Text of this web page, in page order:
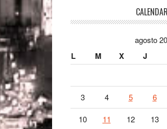
agosto
L M X J
3 4 5 6
10 11 12 13